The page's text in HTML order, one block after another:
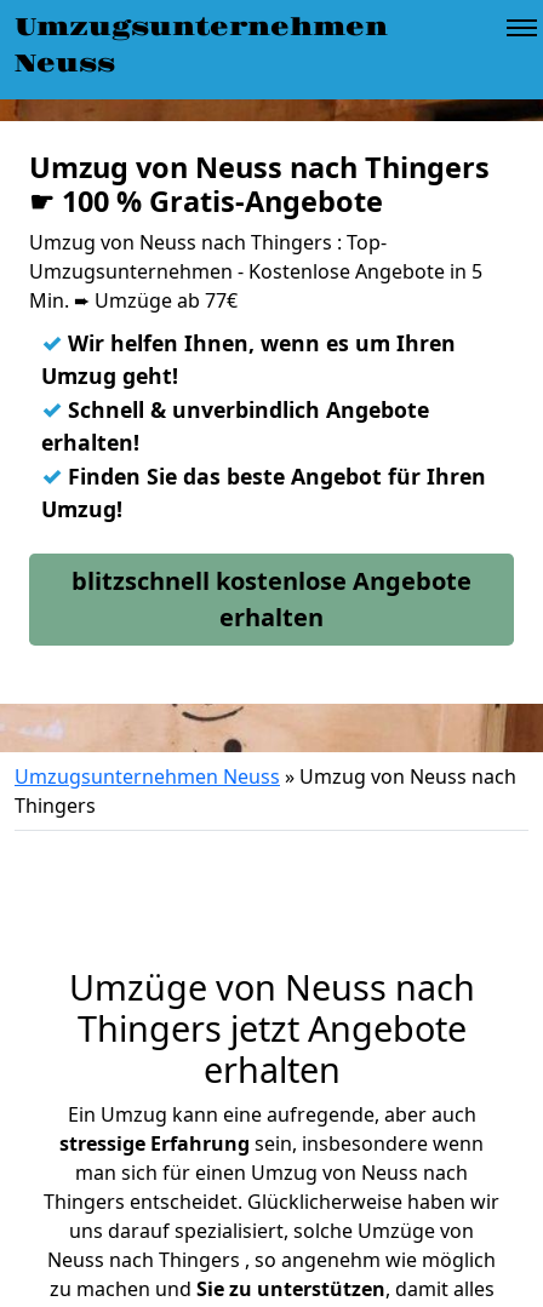
Umzugsunternehmen
Neuss
Umzug von Neuss nach Thingers
☛ 100 % Gratis-Angebote
Umzug von Neuss nach Thingers : Top-
Umzugsunternehmen - Kostenlose Angebote in 5
Min. ➨ Umzüge ab 77€
✓ Wir helfen Ihnen, wenn es um Ihren
Umzug geht!
✓ Schnell & unverbindlich Angebote
erhalten!
✓ Finden Sie das beste Angebot für Ihren
Umzug!
blitzschnell kostenlose Angebote
erhalten
Umzugsunternehmen Neuss » Umzug von Neuss nach
Thingers
Umzüge von Neuss nach
Thingers jetzt Angebote
erhalten
Ein Umzug kann eine aufregende, aber auch
stressige Erfahrung sein, insbesondere wenn
man sich für einen Umzug von Neuss nach
Thingers entscheidet. Glücklicherweise haben wir
uns darauf spezialisiert, solche Umzüge von
Neuss nach Thingers , so angenehm wie möglich
zu machen und Sie zu unterstützen, damit alles